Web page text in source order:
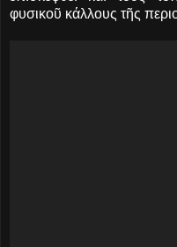
φυσικοῦ κάλλους τῆς